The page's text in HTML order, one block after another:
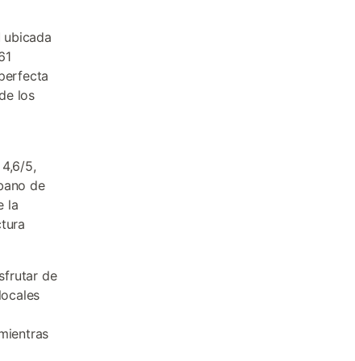
ubicada
los
5,
de
la
de